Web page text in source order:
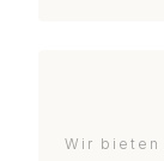
Wir bieten